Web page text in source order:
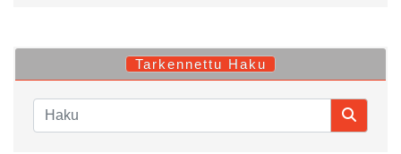
Tarkennettu Haku